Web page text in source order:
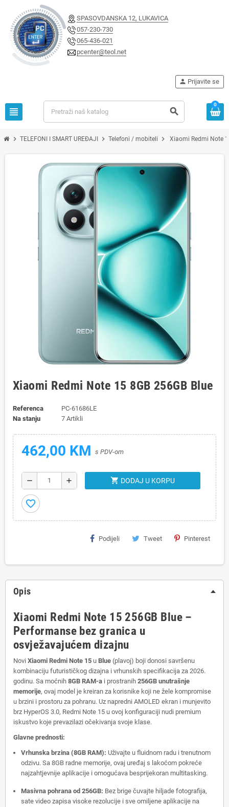
SPASOVDANSKA 12, LUKAVICA
057-230-730
065-436-021
pcenter@teol.net
view_headline search
person Prijavite se
0
chevron_right TELEFONI I SMART UREĐAJI chevron_right Telefoni / mobiteli chevron_right Xiaomi Redmi Note
Xiaomi Redmi Note 15 8GB 256GB Blue
Referenca
PC-61686LE
Na stanju
7 Artikli
462,00 KM s PDV-om
remove add shopping_cart DODAJ U KORPU
favorite_border
Podijeli Tweet Pinterest
Opis
Xiaomi Redmi Note 15 256GB Blue –
Performanse bez granica u
osvježavajućem dizajnu
Novi Xiaomi Redmi Note 15 u Blue (plavoj) boji donosi savršenu
kombinaciju futurističkog dizajna i vrhunskih specifikacija za 2026.
godinu. Sa moćnih 8GB RAM-a i prostranih 256GB unutrašnje
memorije, ovaj model je kreiran za korisnike koji ne žele kompromise
u brzini i prostoru za pohranu. Uz napredni AMOLED ekran i munjevito
brz HyperOS 3.0, Redmi Note 15 u ovoj konfiguraciji nudi premium
iskustvo koje prevazilazi očekivanja svoje klase.
Glavne prednosti:
Vrhunska brzina (8GB RAM): Uživajte u fluidnom radu i trenutnom
odzivu. Sa 8GB radne memorije, ovaj uređaj s lakoćom pokreće
najzahtjevnije aplikacije i omogućava besprijekoran multitasking.
Masivna pohrana od 256GB: Bez brige čuvajte hiljade fotografija,
sate video zapisa visoke rezolucije i sve omiljene aplikacije na